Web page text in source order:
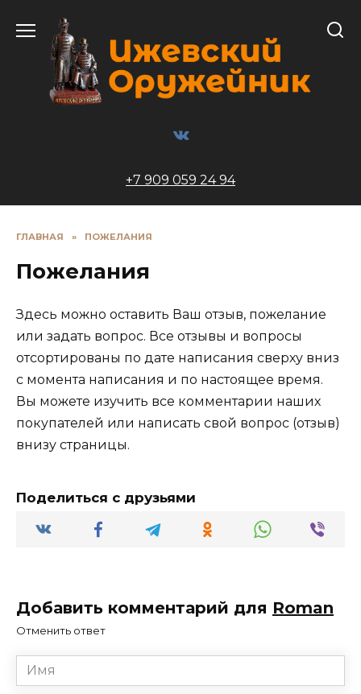
содержанию
+7 909 059 24 94
ГЛАВНАЯ » ПОЖЕЛАНИЯ
Пожелания
Здесь можно оставить Ваш отзыв, пожелание
или задать вопрос. Все отзывы и вопросы
отсортированы по дате написания сверху вниз
с момента написания и по настоящее время.
Вы можете изучить все комментарии наших
покупателей или написать свой вопрос (отзыв)
внизу страницы.
Поделиться с друзьями
Добавить комментарий для Roman
Отменить ответ
Имя
*